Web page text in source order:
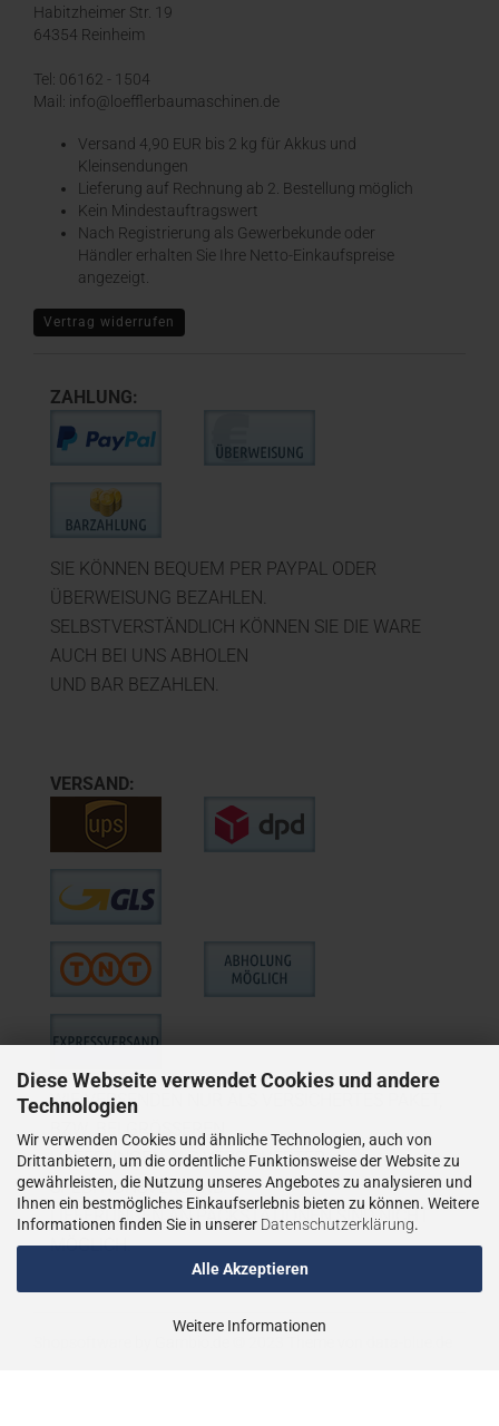
Diese Webseite verwendet Cookies und andere
Technologien
Wir verwenden Cookies und ähnliche Technologien, auch von
Drittanbietern, um die ordentliche Funktionsweise der Website zu
gewährleisten, die Nutzung unseres Angebotes zu analysieren und
Ihnen ein bestmögliches Einkaufserlebnis bieten zu können. Weitere
Informationen finden Sie in unserer Datenschutzerklärung.
Alle Akzeptieren
Weitere Informationen
Habitzheimer Str. 19
64354 Reinheim
Tel: 06162 - 1504
Mail: info@loefflerbaumaschinen.de
Versand 4,90 EUR bis 2 kg für Akkus und
Kleinsendungen
​Lieferung auf Rechnung ab 2. Bestellung möglich
Kein Mindestauftragswert
Nach Registrierung als Gewerbekunde oder
Händler erhalten Sie Ihre Netto-Einkaufspreise
angezeigt.
Vertrag widerrufen
ZAHLUNG:
SIE KÖNNEN BEQUEM PER PAYPAL ODER
ÜBERWEISUNG BEZAHLEN.
SELBSTVERSTÄNDLICH KÖNNEN SIE DIE WARE
AUCH BEI UNS ABHOLEN
UND BAR BEZAHLEN.
VERSAND:
WIE VERSENDEN NUR ALS VERSICHERTES PAKET,
BZW. BEI GRÖSSEREN
LIEFERUNGEN ALS VERSICHERTER
SPEDITIONSVERSAND.
LIEFERUNGEN AN PACKSTATIONEN SIND NICHT
MÖGLICH.